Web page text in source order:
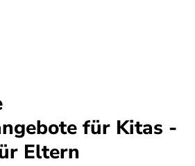
für Kitas -
Eltern